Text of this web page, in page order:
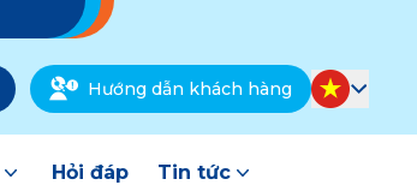
Hướng dẫn khách hàng
Hỏi đáp Tin tức